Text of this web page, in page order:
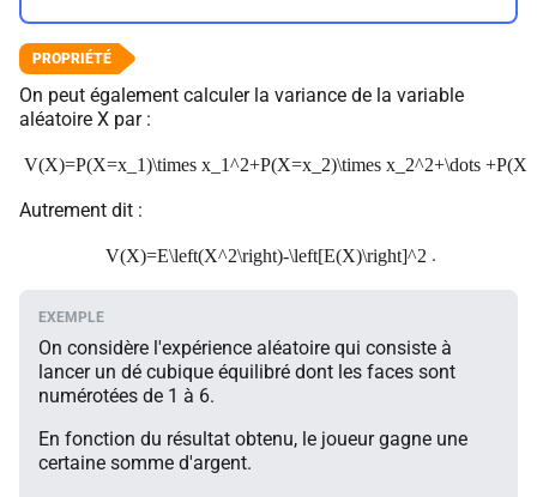
On peut également calculer la variance de la variable
aléatoire X par :
V(X)=P(X=x_1)\times x_1^2+P(X=x_2)\times x_2^2+\dots
Autrement dit :
V(X)=E\left(X^2\right)-\left[E(X)\right]^2 .
On considère l'expérience aléatoire qui consiste à
lancer un dé cubique équilibré dont les faces sont
numérotées de 1 à 6.
En fonction du résultat obtenu, le joueur gagne une
certaine somme d'argent.